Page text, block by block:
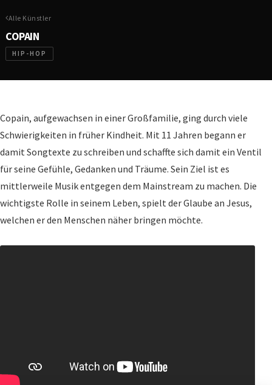
Alle Künstler
COPAIN
HIP-HOP
Copain, aufgewachsen in einer Großfamilie, ging durch viele
Schwierigkeiten in früher Kindheit. Mit 11 Jahren begann er
damit Songtexte zu schreiben und schaffte sich damit ein Ventil
für seine Gefühle, Gedanken und Träume. Sein Ziel ist es
mittlerweile Musik entgegen dem Mainstream zu machen. Die
wichtigste Rolle in seinem Leben, spielt der Glaube an Jesus,
welchen er den Menschen näher bringen möchte.